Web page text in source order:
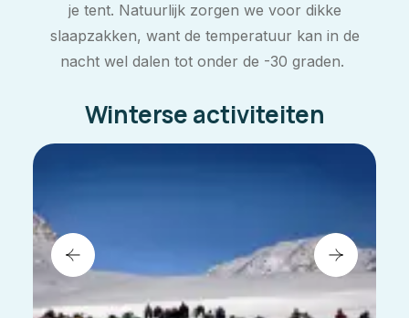
je tent. Natuurlijk zorgen we voor dikke
slaapzakken, want de temperatuur kan in de
nacht wel dalen tot onder de -30 graden.
Winterse activiteiten